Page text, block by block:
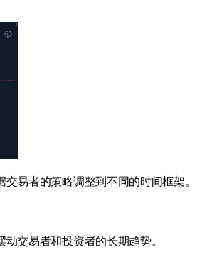
易者的策略调整到不同的时间框架。
交易者和投资者的长期趋势。